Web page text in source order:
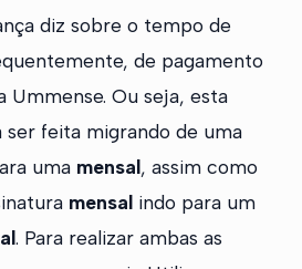
diz sobre o tempo de
de pagamento
Ummense. Ou seja, esta
ser feita migrando de uma
uma mensal, assim como
mensalindo para um
. Para realizar ambas as